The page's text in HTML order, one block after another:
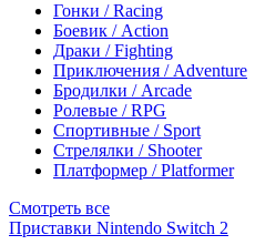
Гонки / Racing
Боевик / Action
Драки / Fighting
Приключения / Adventure
Бродилки / Arcade
Ролевые / RPG
Спортивные / Sport
Стрелялки / Shooter
Платформер / Platformer
Смотреть все
Приставки Nintendo Switch 2